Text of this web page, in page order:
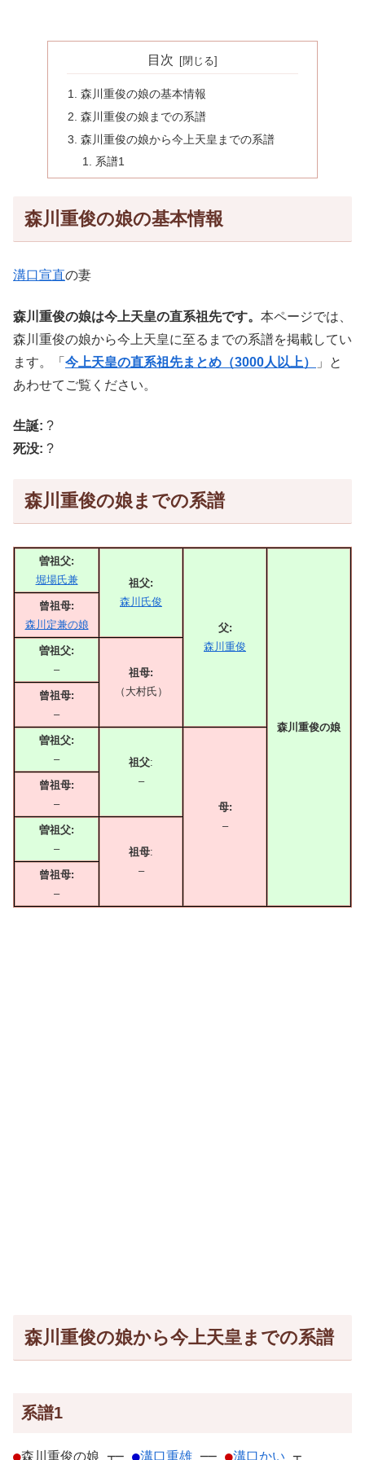
目次
森川重俊の娘の基本情報
森川重俊の娘までの系譜
森川重俊の娘から今上天皇までの系譜
系譜1
森川重俊の娘の基本情報
溝口宣直の妻
森川重俊の娘は今上天皇の直系祖先です。 本ページでは、
森川重俊の娘から今上天皇に至るまでの系譜を掲載してい
ます。「 今上天皇の直系祖先まとめ（3000人以上）
」と
あわせてご覧ください。
生誕: ?
死没: ?
森川重俊の娘までの系譜
曽祖父:
堀場氏兼
祖父:
森川氏俊
父:
森川重俊
森川重俊の娘
曾祖母:
森川定兼の娘
曽祖父:
–
祖母:
（大村氏）
曾祖母:
–
曽祖父:
–
祖父:
–
母:
–
曾祖母:
–
曽祖父:
–
祖母:
–
曾祖母:
–
森川重俊の娘から今上天皇までの系譜
系譜1
●森川重俊の娘 ┬─ ●溝口重雄 ── ●溝口かい ┬